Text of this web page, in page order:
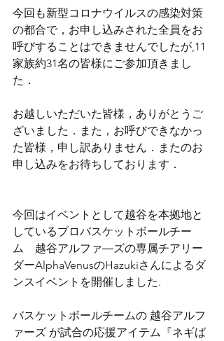
今回も新型コロナウイルスの感染対策
の都合で，お申し込みされた全員をお
呼びすることはできませんでしたが,11
家族約31名の皆様にご参加頂きまし
た．
お越しいただいた皆様，ありがとうご
ざいました．また，お呼びできなかっ
た皆様，申し訳ありません．またのお
申し込みをお待ちしております．
今回はイベントとして越谷を本拠地と
しているプロバスケットボールチー
ム　越谷アルファ―ズの専属チアリー
ダーAlphaVenusのHazukiさんによるダ
ンスイベントを開催しました.
バスケットボールチームの 越谷アルフ
ァーズ が試合の応援アイテム『ネギば